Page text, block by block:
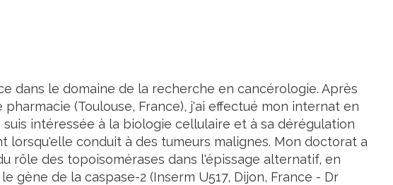
dans le domaine de la recherche en cancérologie. Après
(Toulouse, France), j'ai effectué mon internat en
intéressée à la biologie cellulaire et à sa dérégulation
lorsqu'elle conduit à des tumeurs malignes. Mon doctorat a
rôle des topoisomérases dans l'épissage alternatif, en
gène de la caspase-2 (Inserm U517, Dijon, France - Dr